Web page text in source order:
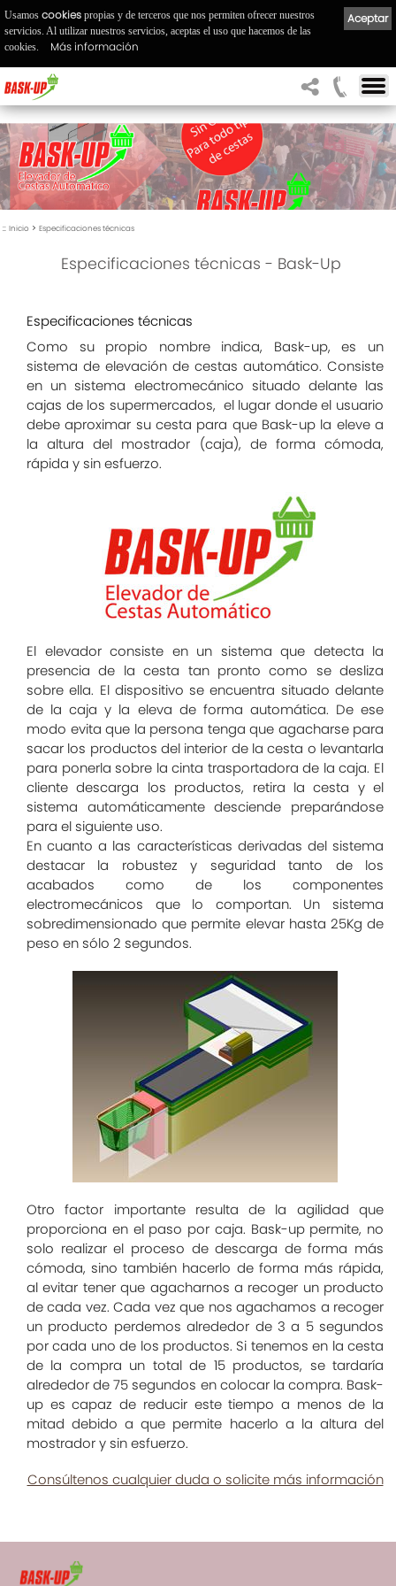
:: Inicio > Especificaciones técnicas
Especificaciones técnicas - Bask-Up
Especificaciones técnicas
Como su propio nombre indica, Bask-up, es un
sistema de elevación de cestas automático. Consiste
en un sistema electromecánico situado delante las
cajas de los supermercados, el lugar donde el usuario
debe aproximar su cesta para que Bask-up la eleve a
la altura del mostrador (caja), de forma cómoda,
rápida y sin esfuerzo.
El elevador consiste en un sistema que detecta la
presencia de la cesta tan pronto como se desliza
sobre ella. El dispositivo se encuentra situado delante
de la caja y la eleva de forma automática. De ese
modo evita que la persona tenga que agacharse para
sacar los productos del interior de la cesta o levantarla
para ponerla sobre la cinta trasportadora de la caja. El
cliente descarga los productos, retira la cesta y el
sistema automáticamente desciende preparándose
para el siguiente uso.
En cuanto a las características derivadas del sistema
destacar la robustez y seguridad tanto de los
acabados como de los componentes
electromecánicos que lo comportan. Un sistema
sobredimensionado que permite elevar hasta 25Kg de
peso en sólo 2 segundos.
Otro factor importante resulta de la agilidad que
proporciona en el paso por caja. Bask-up permite, no
solo realizar el proceso de descarga de forma más
cómoda, sino también hacerlo de forma más rápida,
al evitar tener que agacharnos a recoger un producto
de cada vez. Cada vez que nos agachamos a recoger
un producto perdemos alrededor de 3 a 5 segundos
por cada uno de los productos. Si tenemos en la cesta
de la compra un total de 15 productos, se tardaría
alrededor de 75 segundos en colocar la compra. Bask-
up es capaz de reducir este tiempo a menos de la
mitad debido a que permite hacerlo a la altura del
mostrador y sin esfuerzo.
Consúltenos cualquier duda o solicite más información
Aceptar
Usamos cookies propias y de terceros que nos permiten ofrecer nuestros
servicios. Al utilizar nuestros servicios, aceptas el uso que hacemos de las
cookies.
Más información